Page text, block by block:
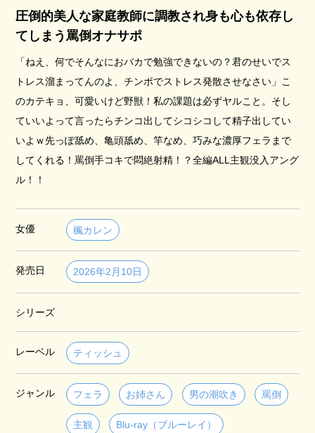
圧倒的美人な家庭教師に調教され身も心も依存し
てしまう罵倒オナサポ
「ねえ、何でそんなにおバカで勉強できないの？君のせいでス
トレス溜まってんのよ、チンポでストレス発散させなさい」こ
のカテキョ、可愛いけど野獣！私の課題は必ずヤルこと。そし
ていいよって言ったらチンコ出してシコシコして精子出してい
いよｗ先っぽ舐め、亀頭舐め、竿なめ、巧みな濃厚フェラまで
してくれる！罵倒手コキで悶絶射精！？全編ALL主観没入アング
ル！！
女優 楓カレン
発売日 2026年2月10日
シリーズ
レーベル ティッシュ
ジャンル フェラ お姉さん 男の潮吹き 罵倒
主観 Blu-ray（ブルーレイ）